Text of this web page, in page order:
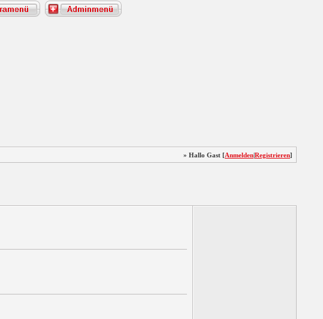
» Hallo Gast [Anmelden|Registrieren]